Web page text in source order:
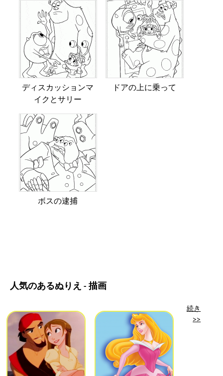
ディスカッションマ
イクとサリー
ドアの上に乗って
ボスの逮捕
人気のあるぬりえ - 描画
続き
>>